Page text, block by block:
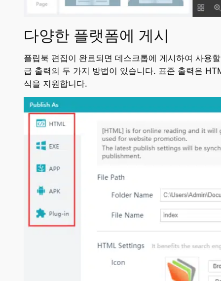
다양한 플랫폼에 게시
플립북 편집이 완료되면 데스크톱에 게시하여 사용
급 출력의 두 가지 방법이 있습니다. 표준 출력은
식을 지원합니다.